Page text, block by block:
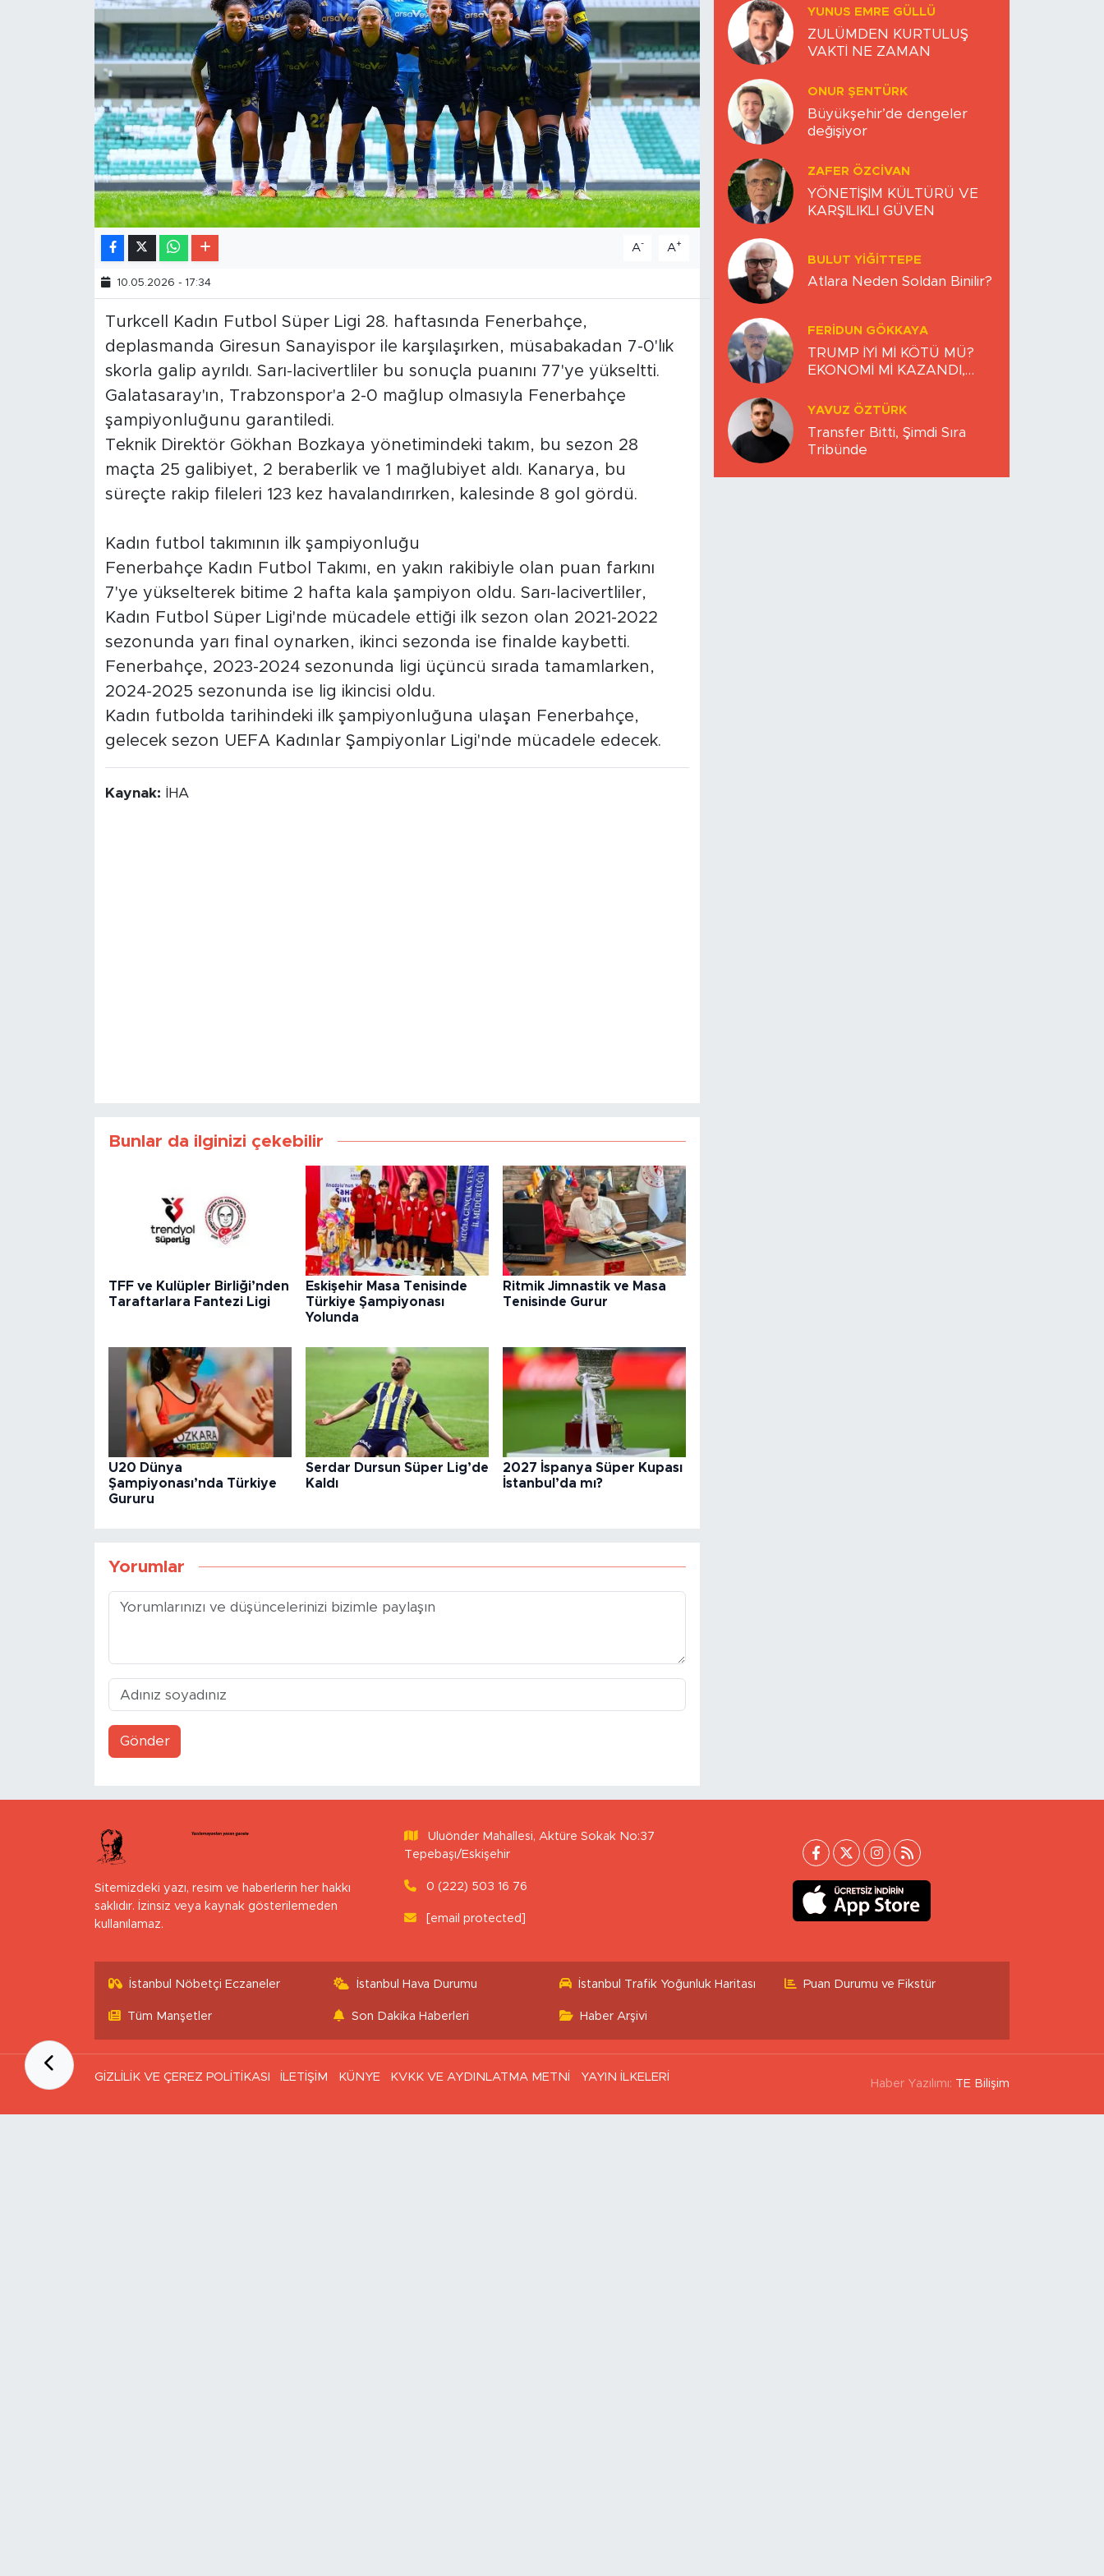
A- A+
10.05.2026 - 17:34
Turkcell Kadın Futbol Süper Ligi 28. haftasında Fenerbahçe,
deplasmanda Giresun Sanayispor ile karşılaşırken, müsabakadan 7-0'lık
skorla galip ayrıldı. Sarı-lacivertliler bu sonuçla puanını 77'ye yükseltti.
Galatasaray'ın, Trabzonspor'a 2-0 mağlup olmasıyla Fenerbahçe
şampiyonluğunu garantiledi.
Teknik Direktör Gökhan Bozkaya yönetimindeki takım, bu sezon 28
maçta 25 galibiyet, 2 beraberlik ve 1 mağlubiyet aldı. Kanarya, bu
süreçte rakip fileleri 123 kez havalandırırken, kalesinde 8 gol gördü.
Kadın futbol takımının ilk şampiyonluğu
Fenerbahçe Kadın Futbol Takımı, en yakın rakibiyle olan puan farkını
7'ye yükselterek bitime 2 hafta kala şampiyon oldu. Sarı-lacivertliler,
Kadın Futbol Süper Ligi'nde mücadele ettiği ilk sezon olan 2021-2022
sezonunda yarı final oynarken, ikinci sezonda ise finalde kaybetti.
Fenerbahçe, 2023-2024 sezonunda ligi üçüncü sırada tamamlarken,
2024-2025 sezonunda ise lig ikincisi oldu.
Kadın futbolda tarihindeki ilk şampiyonluğuna ulaşan Fenerbahçe,
gelecek sezon UEFA Kadınlar Şampiyonlar Ligi'nde mücadele edecek.
Kaynak: İHA
Bunlar da ilginizi çekebilir
TFF ve Kulüpler Birliği’nden
Taraftarlara Fantezi Ligi
Eskişehir Masa Tenisinde
Türkiye Şampiyonası
Yolunda
Ritmik Jimnastik ve Masa
Tenisinde Gurur
U20 Dünya
Şampiyonası’nda Türkiye
Gururu
Serdar Dursun Süper Lig’de
Kaldı
2027 İspanya Süper Kupası
İstanbul’da mı?
Yorumlar
Gönder
YUNUS EMRE GÜLLÜ
ZULÜMDEN KURTULUŞ
VAKTİ NE ZAMAN
ONUR ŞENTÜRK
Büyükşehir’de dengeler
değişiyor
ZAFER ÖZCIVAN
YÖNETİŞİM KÜLTÜRÜ VE
KARŞILIKLI GÜVEN
BULUT YİĞİTTEPE
Atlara Neden Soldan Binilir?
FERIDUN GÖKKAYA
TRUMP İYİ Mİ KÖTÜ MÜ?
EKONOMİ Mİ KAZANDI,
YAVUZ ÖZTÜRK
Transfer Bitti, Şimdi Sıra
Tribünde
Sitemizdeki yazı, resim ve haberlerin her hakkı
saklıdır. İzinsiz veya kaynak gösterilemeden
kullanılamaz.
Uluönder Mahallesi, Aktüre Sokak No:37
Tepebaşı/Eskişehir
0 (222) 503 16 76
[email protected]
İstanbul Nöbetçi Eczaneler İstanbul Hava Durumu İstanbul Trafik Yoğunluk Haritası Puan Durumu ve Fikstür
Tüm Manşetler Son Dakika Haberleri Haber Arşivi
GİZLİLİK VE ÇEREZ POLİTİKASI İLETİŞİM KÜNYE KVKK VE AYDINLATMA METNİ YAYIN İLKELERİ
Haber Yazılımı: TE Bilişim